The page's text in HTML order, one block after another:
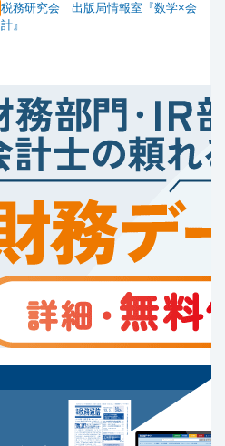
税務研究会 出版局情報室『数学×会
計』